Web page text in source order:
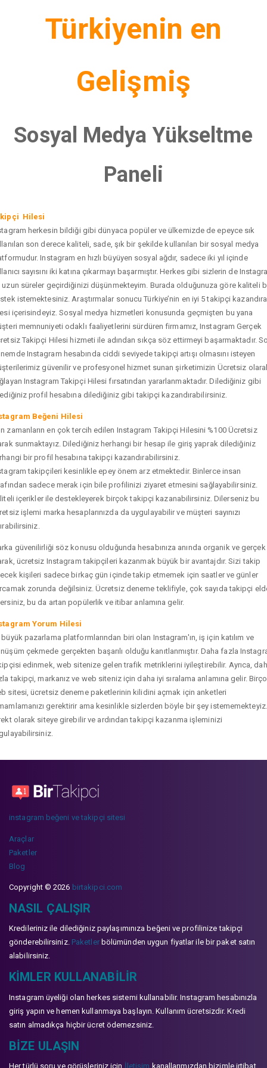
Türkiyenin en
Gelişmiş
Sosyal Medya Yükseltme
Paneli
Hilesi
herkesin bildiği gibi dünyaca popüler ve ülkemizde de epeyce sık
son derece kaliteli, sade, şık bir şekilde kullanılan bir sosyal medya
Instagram en hızlı büyüyen sosyal ağdır, sadece iki yıl içinde
sayısını iki katına çıkarmayı başarmıştır. Herkes gibi sizlerin de
uzun süreler geçirdiğinizi düşünmekteyim. Burada olduğunuza göre kaliteli
istemektesiniz. Araştırmalar sonucu Türkiye’nin en iyi 5 takipçi
içerisindeyiz. Sosyal medya hizmetleri konusunda geçmişten bu yana
memnuniyeti odaklı faaliyetlerini sürdüren firmamız, Instagram Gerçek
Takipçi Hilesi hizmeti ile adından sıkça söz ettirmeyi başarmaktadır.
Instagram hesabında ciddi seviyede takipçi artışı olmasını isteyen
güvenilir ve profesyonel hizmet sunan şirketimizin Ücretsiz
Instagram Takipçi Hilesi fırsatından yararlanmaktadır. Dilediğiniz gibi
profil hesabına dilediğiniz gibi takipçi kazandırabilirsiniz.
Beğeni Hilesi
zamanların en çok tercih edilen Instagram Takipçi Hilesini %100 Ücretsiz
sunmaktayız. Dilediğiniz herhangi bir hesap ile giriş yaprak dilediğiniz
bir profil hesabına takipçi kazandırabilirsiniz.
takipçileri kesinlikle epey önem arz etmektedir. Binlerce insan
sadece merak için bile profilinizi ziyaret etmesini sağlayabilirsiniz.
içerikler ile destekleyerek birçok takipçi kazanabilirsiniz. Dilerseniz bu
işlemi marka hesaplarınızda da uygulayabilir ve müşteri sayınızı
güvenilirliği söz konusu olduğunda hesabınıza anında organik ve gerçek
ücretsiz Instagram takipçileri kazanmak büyük bir avantajdır. Sizi takip
kişileri sadece birkaç gün içinde takip etmemek için saatler ve günler
zorunda değilsiniz. Ücretsiz deneme teklifiyle, çok sayıda takipçi
bu da artan popülerlik ve itibar anlamına gelir.
Yorum Hilesi
büyük pazarlama platformlarından biri olan Instagram'ın, iş için katılım ve
çekmede gerçekten başarılı olduğu kanıtlanmıştır. Daha fazla
edinmek, web sitenize gelen trafik metriklerini iyileştirebilir. Ayrıca,
takipçi, markanız ve web siteniz için daha iyi sıralama anlamına gelir.
sitesi, ücretsiz deneme paketlerinin kilidini açmak için anketleri
gerektirir ama kesinlikle sizlerden böyle bir şey istememekteyiz.
olarak siteye girebilir ve ardından takipçi kazanma işleminizi
instagram beğeni ve takipçi sitesi
Araçlar
Paketler
Blog
Copyright © 2026 birtakipci.com
NASIL ÇALIŞIR
Kredileriniz ile dilediğiniz paylaşımınıza beğeni ve profilinize takipçi
gönderebilirsiniz. Paketlerbölümünden uygun fiyatlar ile bir paket satın
alabilirsiniz.
KIMLER KULLANABILIR
Instagram üyeliği olan herkes sistemi kullanabilir. Instagram hesabınızla
giriş yapın ve hemen kullanmaya başlayın. Kullanım ücretsizdir. Kredi
satın almadıkça hiçbir ücret ödemezsiniz.
BIZE ULAŞIN
Her türlü soru ve görüşleriniz için İletişim kanallarımızdan bizimle irtibat